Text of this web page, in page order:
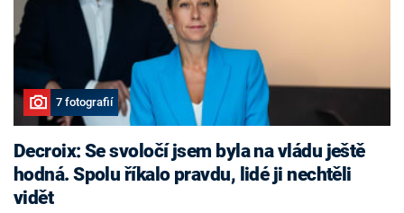
7 fotografií
Decroix: Se svoločí jsem byla na vládu ještě
hodná. Spolu říkalo pravdu, lidé ji nechtěli
vidět